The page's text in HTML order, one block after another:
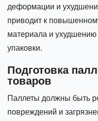
деформации и
приводит к
материала и ухудшению
упаковки.
Подготовка
товаров
Паллеты должны быть
повреждений и